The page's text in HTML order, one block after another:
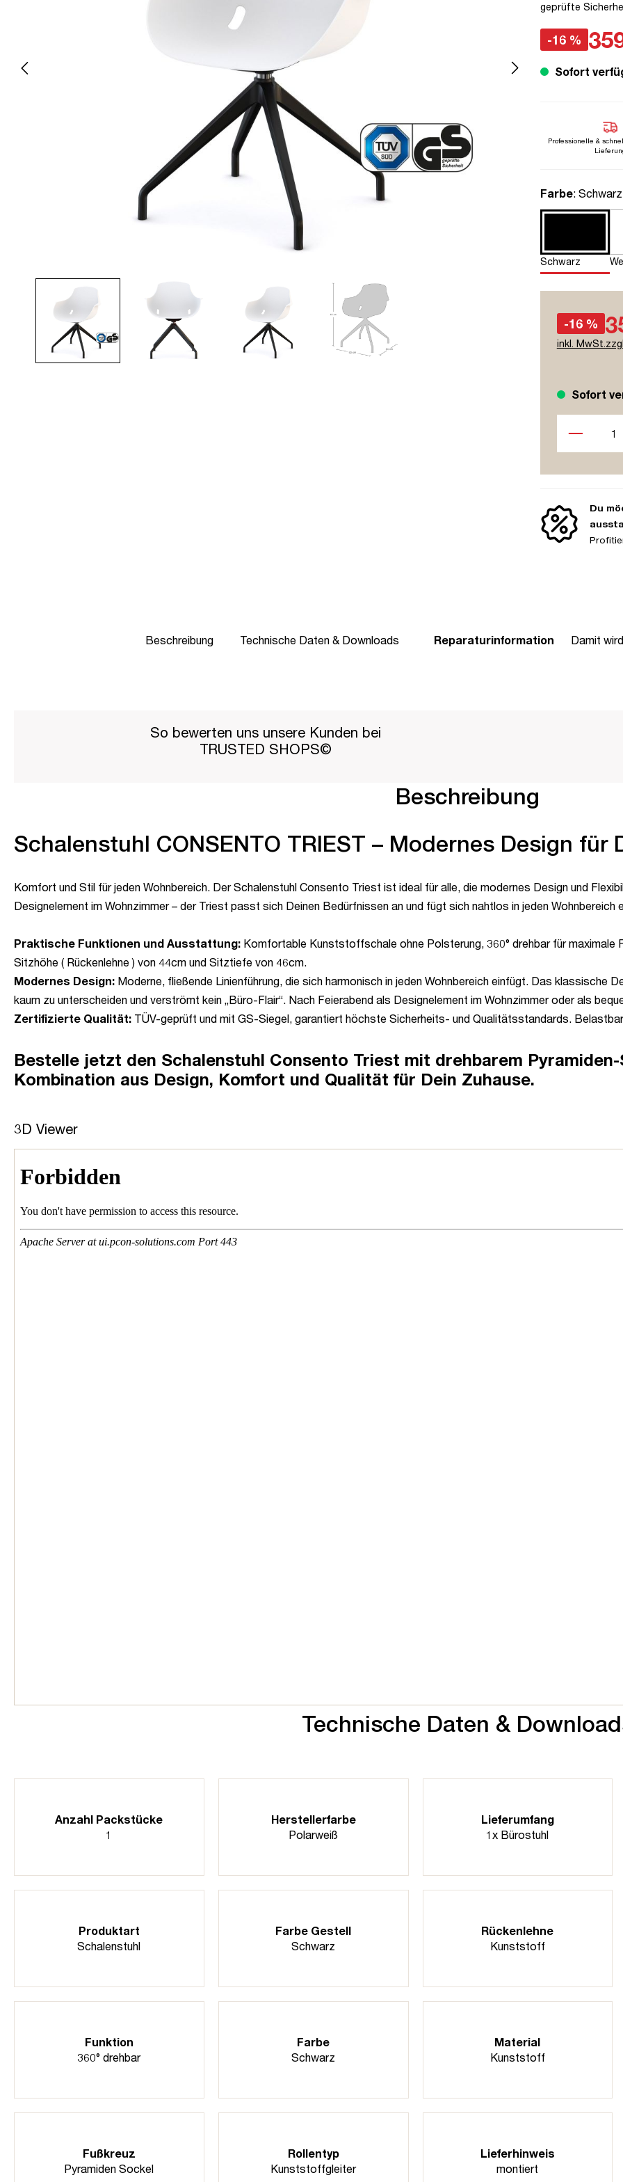
geprüfte
-16 %
Sofort
Professionelle &
Farbe: Schwarz
Schwarz
-16 %
inkl.
Sofort
Du
Beschreibung Technische Daten & Downloads Reparaturinformation Damit
So bewerten uns unsere Kunden bei
TRUSTED SHOPS©
Beschreibung
Schalenstuhl CONSENTO TRIEST – Modernes Design für
Komfort und Stil für jeden Wohnbereich. Der Schalenstuhl Consento Triest ist ideal für alle, die modernes Design und
Designelement im Wohnzimmer – der Triest passt sich Deinen Bedürfnissen an und fügt sich nahtlos in jeden Wohnbereich
Praktische Funktionen und Ausstattung: Komfortable Kunststoffschale ohne Polsterung, 360° drehbar für
Sitzhöhe ( Rückenlehne ) von 44cm und Sitztiefe von 46cm.
Modernes Design: Moderne, fließende Linienführung, die sich harmonisch in jeden Wohnbereich einfügt. Das klassische
kaum zu unterscheiden und verströmt kein „Büro-Flair“. Nach Feierabend als Designelement im Wohnzimmer oder als
Zertifizierte Qualität: TÜV-geprüft und mit GS-Siegel, garantiert höchste Sicherheits- und Qualitätsstandards.
Bestelle jetzt den Schalenstuhl Consento Triest mit drehbarem
Kombination aus Design, Komfort und Qualität für Dein Zuhause.
3D Viewer
Technische Daten &
Anzahl Packstücke
1
Herstellerfarbe
Polarweiß
Lieferumfang
1x Bürostuhl
Produktart
Schalenstuhl
Farbe Gestell
Schwarz
Rückenlehne
Kunststoff
Funktion
360° drehbar
Farbe
Schwarz
Material
Kunststoff
Fußkreuz
Pyramiden Sockel
Rollentyp
Kunststoffgleiter
Lieferhinweis
montiert